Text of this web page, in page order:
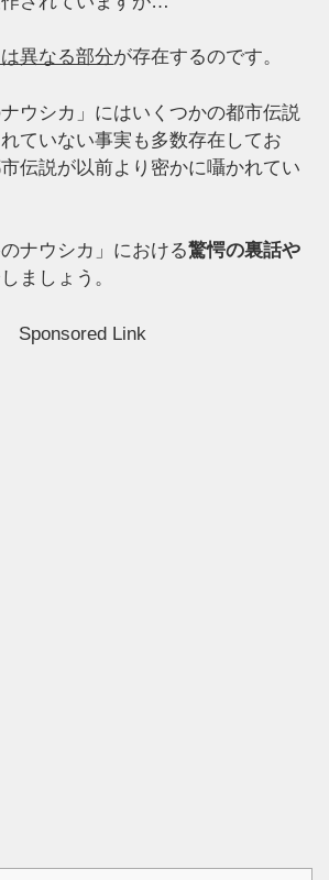
異なる部分が存在するのです。
ウシカ」にはいくつかの都市伝説
ていない事実も多数存在してお
伝説が以前より密かに囁かれてい
ナウシカ」における驚愕の裏話や
ましょう。
Sponsored Link